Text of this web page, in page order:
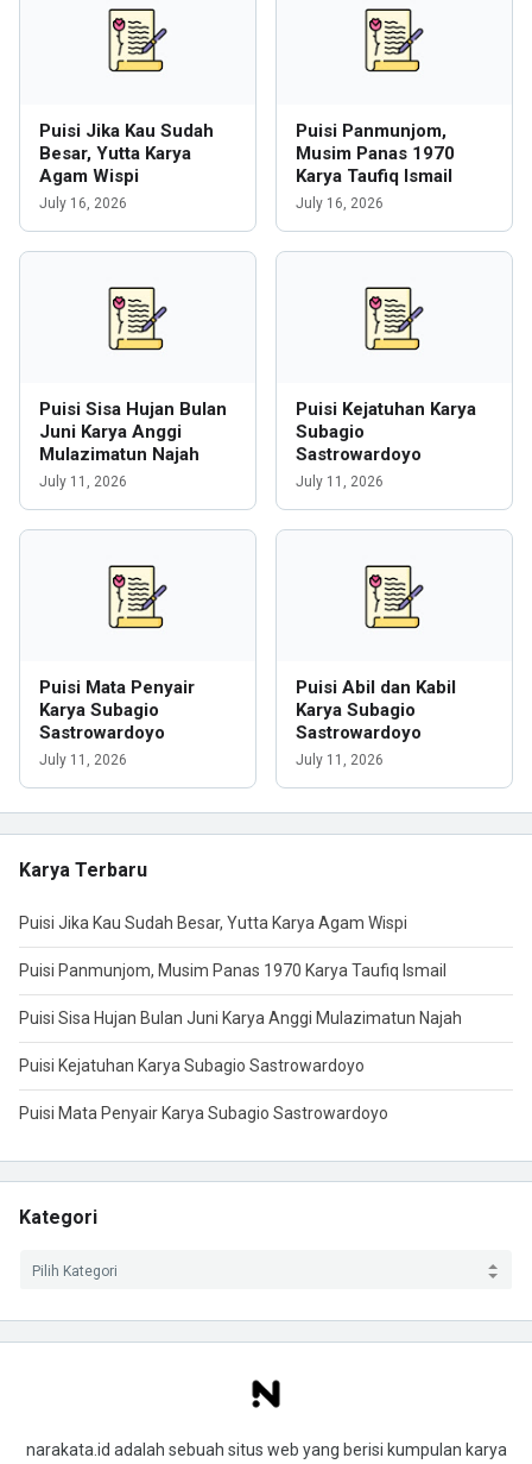
Puisi Jika Kau Sudah
Besar, Yutta Karya
Agam Wispi
July 16, 2026
Puisi Panmunjom,
Musim Panas 1970
Karya Taufiq Ismail
July 16, 2026
Puisi Sisa Hujan Bulan
Juni Karya Anggi
Mulazimatun Najah
July 11, 2026
Puisi Kejatuhan Karya
Subagio
Sastrowardoyo
July 11, 2026
Puisi Mata Penyair
Karya Subagio
Sastrowardoyo
July 11, 2026
Puisi Abil dan Kabil
Karya Subagio
Sastrowardoyo
July 11, 2026
Karya Terbaru
Puisi Jika Kau Sudah Besar, Yutta Karya Agam Wispi
Puisi Panmunjom, Musim Panas 1970 Karya Taufiq Ismail
Puisi Sisa Hujan Bulan Juni Karya Anggi Mulazimatun Najah
Puisi Kejatuhan Karya Subagio Sastrowardoyo
Puisi Mata Penyair Karya Subagio Sastrowardoyo
Kategori
narakata.id adalah sebuah situs web yang berisi kumpulan karya